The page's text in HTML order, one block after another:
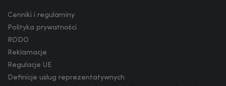
Cenniki i regulaminy
Polityka prywatności
RODO
Reklamacje
Regulacje UE
Definicje usług reprezentatywnych